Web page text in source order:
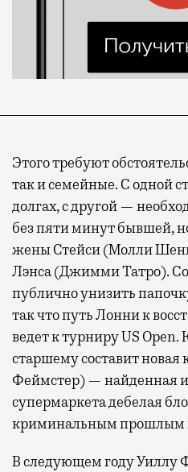
Этого требуют
так и семейные. С одной
долгах, с другой —
без пяти минут бывшей,
жены Стейси (Молли
Лэнса (Джимми Татро).
публично унизить
так что путь Лонни к
ведет к турниру US
старшему составит
Феймстер) — найденная
супермаркета дебелая
криминальным прошлым
В следующем году Уиллу